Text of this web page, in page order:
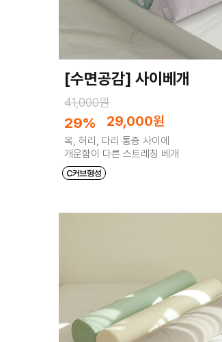
[수면공감] 사이베개
41,000원
29% 29,000원
목, 허리, 다리 통증 사이에
개운함이 다른 스트레칭 베개